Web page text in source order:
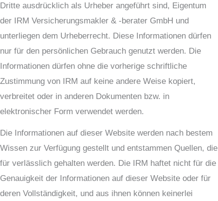
Dritte ausdrücklich als Urheber angeführt sind, Eigentum
der IRM Versicherungsmakler & -berater GmbH und
unterliegen dem Urheberrecht. Diese Informationen dürfen
nur für den persönlichen Gebrauch genutzt werden. Die
Informationen dürfen ohne die vorherige schriftliche
Zustimmung von IRM auf keine andere Weise kopiert,
verbreitet oder in anderen Dokumenten bzw. in
elektronischer Form verwendet werden.
Die Informationen auf dieser Website werden nach bestem
Wissen zur Verfügung gestellt und entstammen Quellen, die
für verlässlich gehalten werden. Die IRM haftet nicht für die
Genauigkeit der Informationen auf dieser Website oder für
deren Vollständigkeit, und aus ihnen können keinerlei